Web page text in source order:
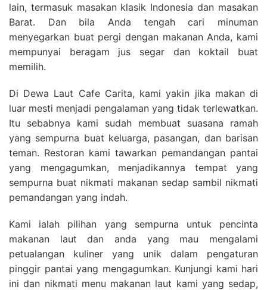
lain, termasuk masakan klasik Indonesia dan masakan
Barat. Dan bila Anda tengah cari minuman
menyegarkan buat pergi dengan makanan Anda, kami
mempunyai beragam jus segar dan koktail buat
memilih.
Di Dewa Laut Cafe Carita, kami yakin jika makan di
luar mesti menjadi pengalaman yang tidak terlewatkan.
Itu sebabnya kami sudah membuat suasana ramah
yang sempurna buat keluarga, pasangan, dan barisan
teman. Restoran kami tawarkan pemandangan pantai
yang mengagumkan, menjadikannya tempat yang
sempurna buat nikmati makanan sedap sambil nikmati
pemandangan yang indah.
Kami ialah pilihan yang sempurna untuk pencinta
makanan laut dan anda yang mau mengalami
petualangan kuliner yang unik dalam pengaturan
pinggir pantai yang mengagumkan. Kunjungi kami hari
ini dan nikmati menu makanan laut kami yang sedap,